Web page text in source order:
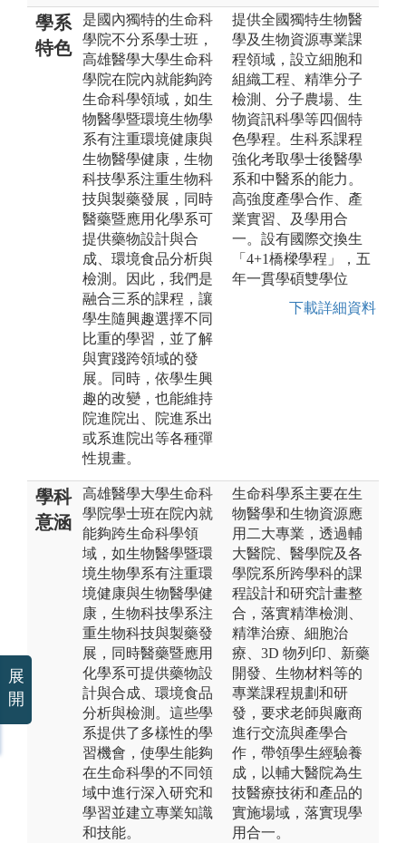
學系
特色
是國內獨特的生命科
學院不分系學士班，
高雄醫學大學生命科
學院在院內就能夠跨
生命科學領域，如生
物醫學暨環境生物學
系有注重環境健康與
生物醫學健康，生物
科技學系注重生物科
技與製藥發展，同時
醫藥暨應用化學系可
提供藥物設計與合
成、環境食品分析與
檢測。因此，我們是
融合三系的課程，讓
學生隨興趣選擇不同
比重的學習，並了解
與實踐跨領域的發
展。同時，依學生興
趣的改變，也能維持
院進院出、院進系出
或系進院出等各種彈
性規畫。
提供全國獨特生物醫
學及生物資源專業課
程領域，設立細胞和
組織工程、精準分子
檢測、分子農場、生
物資訊科學等四個特
色學程。生科系課程
強化考取學士後醫學
系和中醫系的能力。
高強度產學合作、產
業實習、及學用合
一。設有國際交換生
「4+1橋樑學程」，五
年一貫學碩雙學位
下載詳細資料
學科
意涵
高雄醫學大學生命科
學院學士班在院內就
能夠跨生命科學領
域，如生物醫學暨環
境生物學系有注重環
境健康與生物醫學健
康，生物科技學系注
重生物科技與製藥發
展，同時醫藥暨應用
化學系可提供藥物設
計與合成、環境食品
分析與檢測。這些學
系提供了多樣性的學
習機會，使學生能夠
在生命科學的不同領
域中進行深入研究和
學習並建立專業知識
和技能。
生命科學系主要在生
物醫學和生物資源應
用二大專業，透過輔
大醫院、醫學院及各
學院系所跨學科的課
程設計和研究計畫整
合，落實精準檢測、
精準治療、細胞治
療、3D 物列印、新藥
開發、生物材料等的
專業課程規劃和研
發，要求老師與廠商
進行交流與產學合
作，帶領學生經驗養
成，以輔大醫院為生
技醫療技術和產品的
實施場域，落實現學
用合一。
展
開